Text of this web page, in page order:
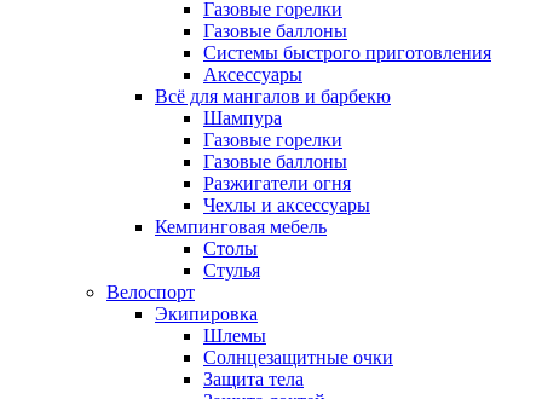
Газовые горелки
Газовые баллоны
Системы быстрого приготовления
Аксессуары
Всё для мангалов и барбекю
Шампура
Газовые горелки
Газовые баллоны
Разжигатели огня
Чехлы и аксессуары
Кемпинговая мебель
Столы
Стулья
Велоспорт
Экипировка
Шлемы
Солнцезащитные очки
Защита тела